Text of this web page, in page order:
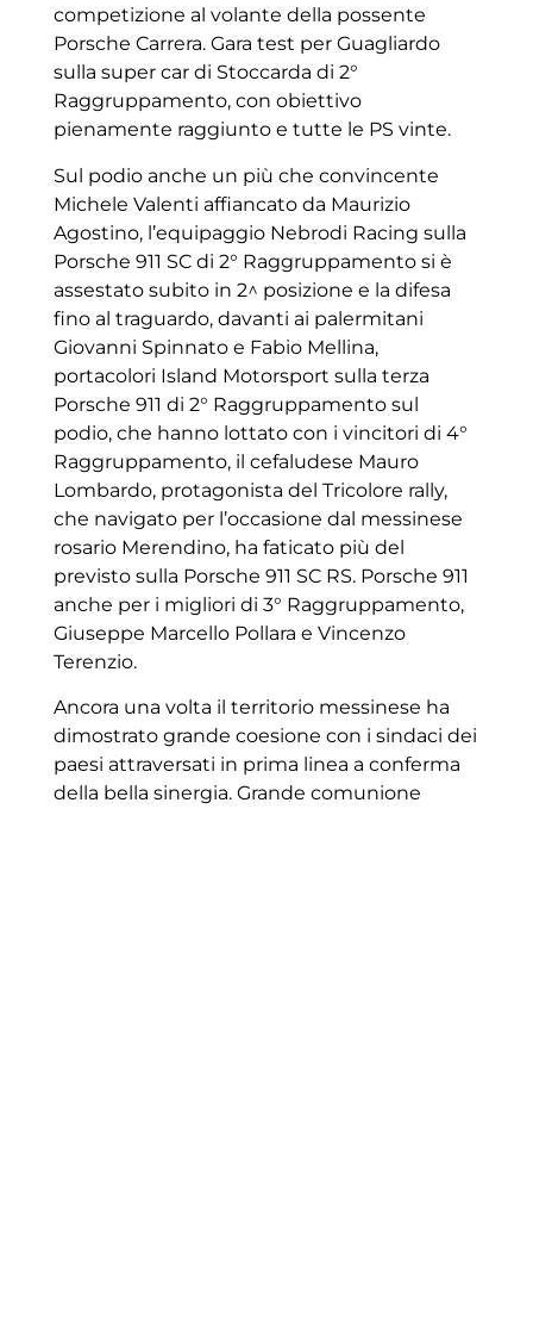
competizione al volante della possente
Porsche Carrera. Gara test per Guagliardo
sulla super car di Stoccarda di 2°
Raggruppamento, con obiettivo
pienamente raggiunto e tutte le PS vinte.
Sul podio anche un più che convincente
Michele Valenti affiancato da Maurizio
Agostino, l’equipaggio Nebrodi Racing sulla
Porsche 911 SC di 2° Raggruppamento si è
assestato subito in 2^ posizione e la difesa
fino al traguardo, davanti ai palermitani
Giovanni Spinnato e Fabio Mellina,
portacolori Island Motorsport sulla terza
Porsche 911 di 2° Raggruppamento sul
podio, che hanno lottato con i vincitori di 4°
Raggruppamento, il cefaludese Mauro
Lombardo, protagonista del Tricolore rally,
che navigato per l’occasione dal messinese
rosario Merendino, ha faticato più del
previsto sulla Porsche 911 SC RS. Porsche 911
anche per i migliori di 3° Raggruppamento,
Giuseppe Marcello Pollara e Vincenzo
Terenzio.
Ancora una volta il territorio messinese ha
dimostrato grande coesione con i sindaci dei
paesi attraversati in prima linea a conferma
della bella sinergia. Grande comunione